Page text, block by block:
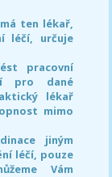
ten lékař,
léčí, určuje
pracovní
pro dané
lékař
mimo
jiným
léčí, pouze
Vám